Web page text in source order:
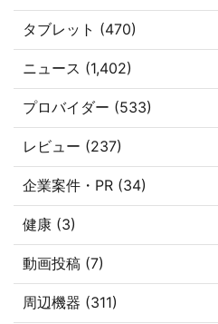
タブレット (470)
ニュース (1,402)
プロバイダー (533)
レビュー (237)
企業案件・PR (34)
健康 (3)
動画投稿 (7)
周辺機器 (311)